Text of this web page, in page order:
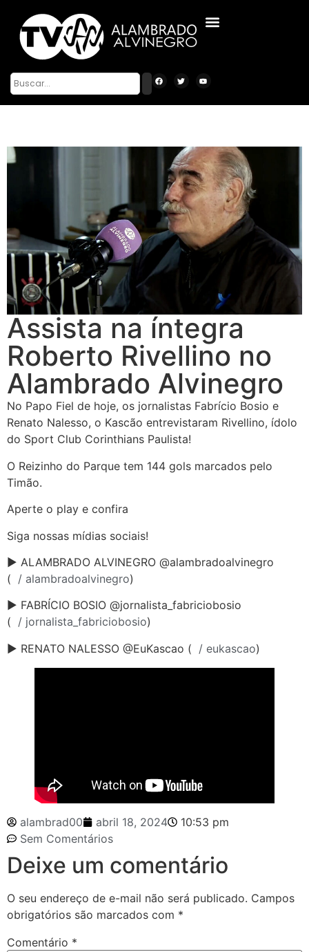
Assista na íntegra
Roberto Rivellino no
Alambrado Alvinegro
No Papo Fiel de hoje, os jornalistas Fabrício Bosio e
Renato Nalesso, o Kascão entrevistaram Rivellino, ídolo
do Sport Club Corinthians Paulista!
O Reizinho do Parque tem 144 gols marcados pelo
Timão.
Aperte o play e confira
Siga nossas mídias sociais!
► ALAMBRADO ALVINEGRO @alambradoalvinegro
( / alambradoalvinegro)
► FABRÍCIO BOSIO @jornalista_fabriciobosio
( / jornalista_fabriciobosio)
► RENATO NALESSO @EuKascao ( / eukascao)
alambrad00 abril 18, 2024
10:53 pm
Sem Comentários
Deixe um comentário
O seu endereço de e-mail não será publicado. Campos
obrigatórios são marcados com *
Comentário *